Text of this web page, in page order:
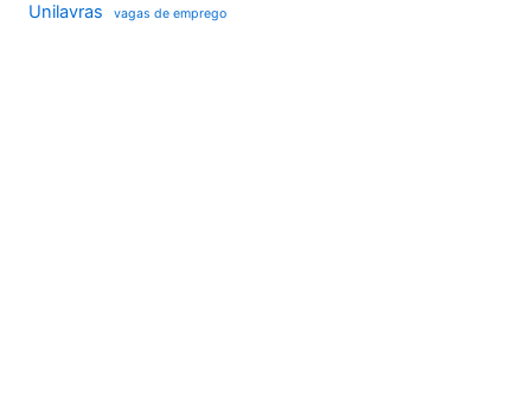
Unilavras vagas de emprego